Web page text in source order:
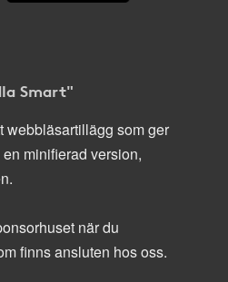
Smart"
webbläsartillägg som ger
minifierad version,
när du
finns ansluten hos oss.